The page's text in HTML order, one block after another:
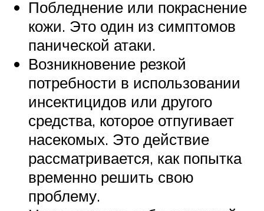
Побледнение или покраснение
кожи. Это один из симптомов
панической атаки.
Возникновение резкой
потребности в использовании
инсектицидов или другого
средства, которое отпугивает
насекомых. Это действие
рассматривается, как попытка
временно решить свою
проблему.